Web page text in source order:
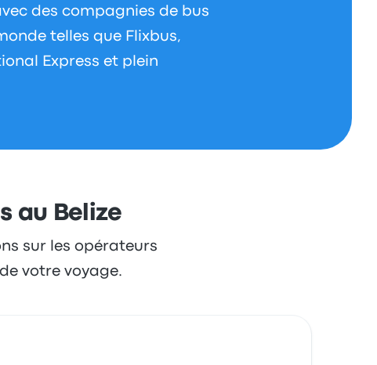
des compagnies de bus
telles que Flixbus,
Express et plein
au Belize
sur les opérateurs
votre voyage.